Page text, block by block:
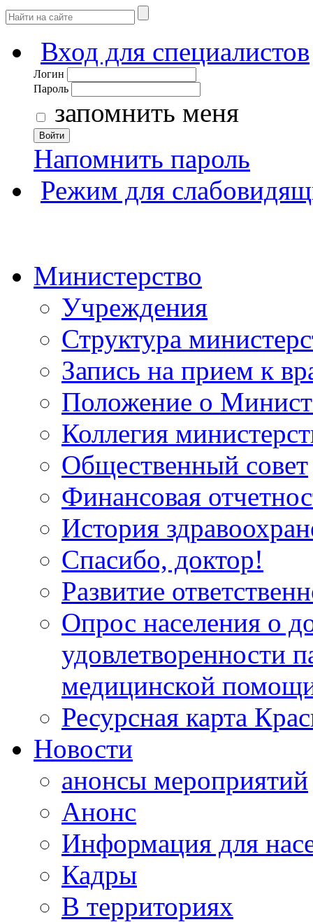
Вход для специалистов
Логин
Пароль
запомнить меня
Войти
Напомнить пароль
Режим для
Министерство
Учреждения
Структура
Запись на прием к
Положение о
Коллегия
Общественный совет
Финансовая
История
Спасибо, доктор!
Развитие
Опрос населения о
удовлетворенности
медицинской
Ресурсная карта
Новости
анонсы мероприятий
Анонс
Информация для
Кадры
В территориях